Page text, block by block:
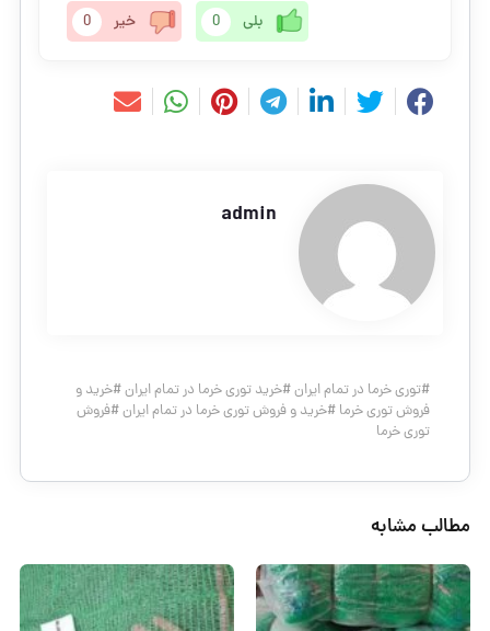
بلی 0 خیر 0
admin
#توری خرما در تمام ایران#خرید توری خرما در تمام ایران#خرید و
فروش توری خرما #خرید و فروش توری خرما در تمام ایران#فروش
توری خرما
مطالب مشابه